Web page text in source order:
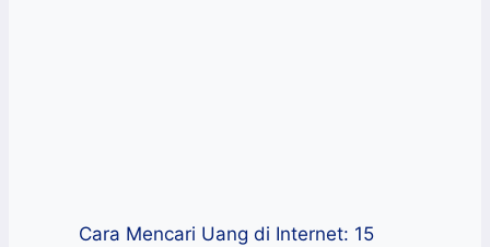
Cara Mencari Uang di Internet: 15